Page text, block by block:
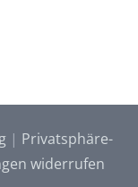
| Privatsphäre-
widerrufen